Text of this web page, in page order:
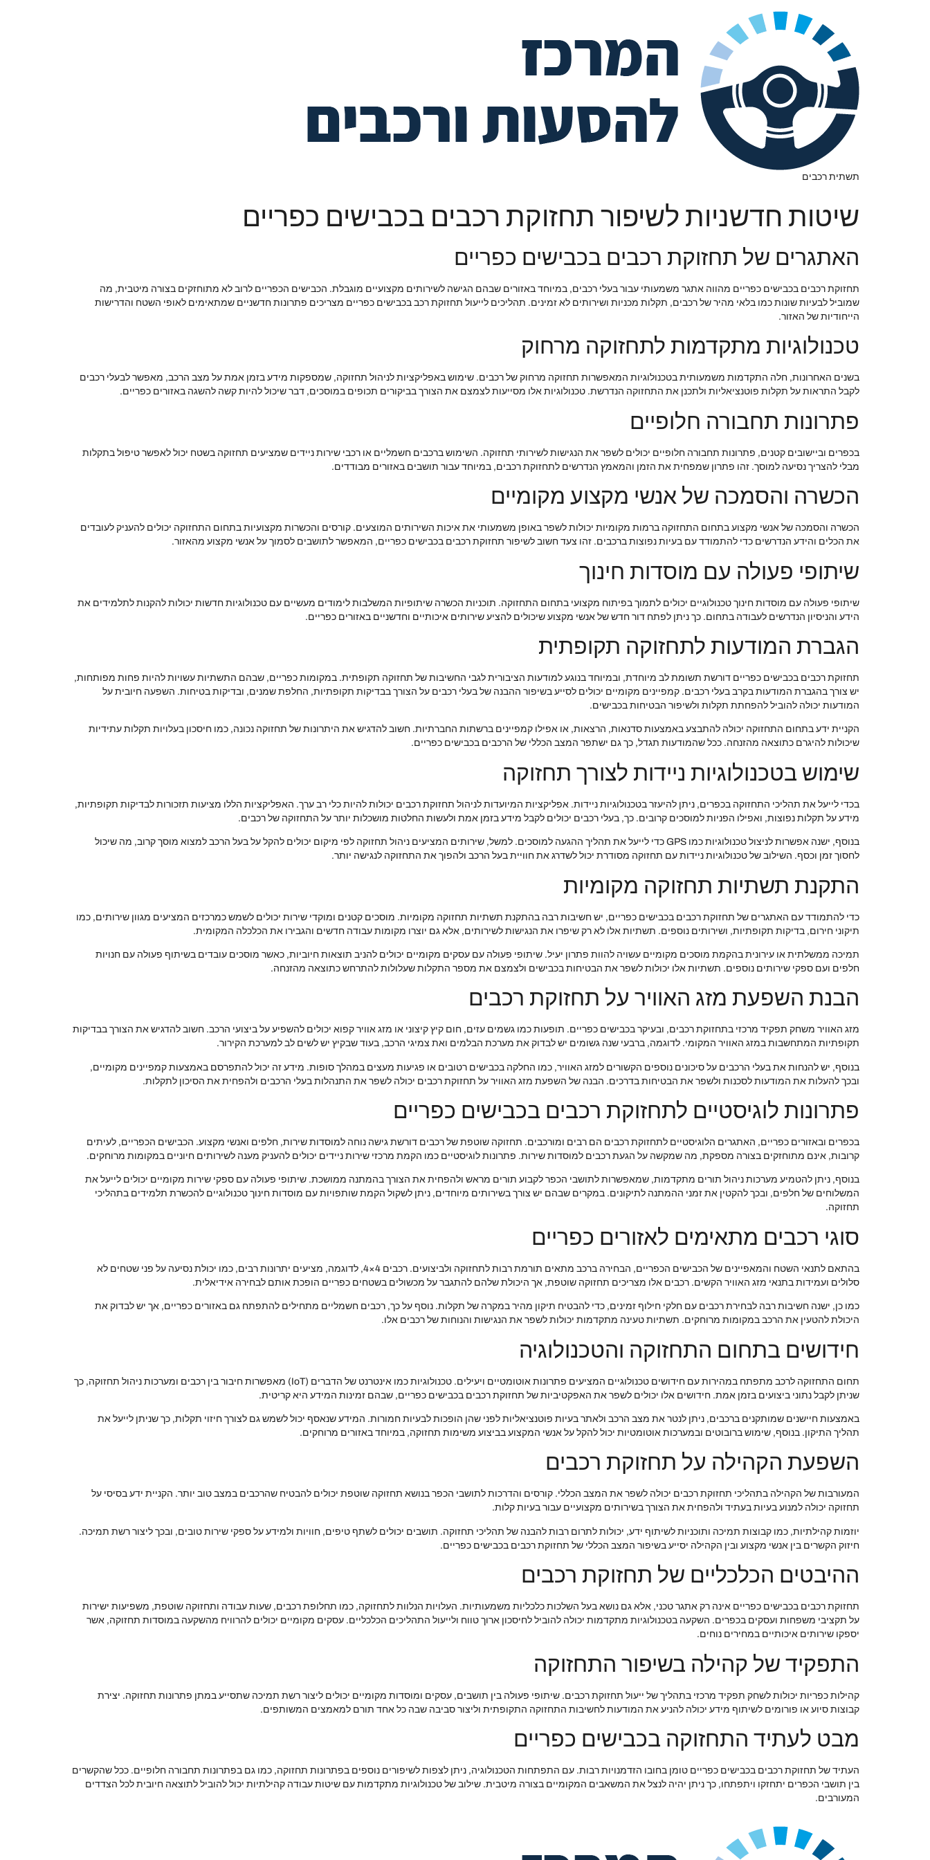
תשתית רכבים
שיטות חדשניות לשיפור תחזוקת רכבים בכבישים כפריים
האתגרים של תחזוקת רכבים בכבישים כפריים
תחזוקת רכבים בכבישים כפריים מהווה אתגר משמעותי עבור בעלי רכבים, במיוחד באזורים שבהם הגישה לשירותים מקצועיים מוגבלת. הכבישים הכפריים לרוב לא מתוחזקים בצורה מיטבית, מה
שמוביל לבעיות שונות כמו בלאי מהיר של רכבים, תקלות מכניות ושירותים לא זמינים. תהליכים לייעול תחזוקת רכב בכבישים כפריים מצריכים פתרונות חדשניים שמתאימים לאופי השטח והדרישות
הייחודיות של האזור.
טכנולוגיות מתקדמות לתחזוקה מרחוק
בשנים האחרונות, חלה התקדמות משמעותית בטכנולוגיות המאפשרות תחזוקה מרחוק של רכבים. שימוש באפליקציות לניהול תחזוקה, שמספקות מידע בזמן אמת על מצב הרכב, מאפשר לבעלי רכבים
לקבל התראות על תקלות פוטנציאליות ולתכנן את התחזוקה הנדרשת. טכנולוגיות אלו מסייעות לצמצם את הצורך בביקורים תכופים במוסכים, דבר שיכול להיות קשה להשגה באזורים כפריים.
פתרונות תחבורה חלופיים
בכפרים וביישובים קטנים, פתרונות תחבורה חלופיים יכולים לשפר את הנגישות לשירותי תחזוקה. השימוש ברכבים חשמליים או רכבי שירות ניידים שמציעים תחזוקה בשטח יכול לאפשר טיפול בתקלות
מבלי להצריך נסיעה למוסך. זהו פתרון שמפחית את הזמן והמאמץ הנדרשים לתחזוקת רכבים, במיוחד עבור תושבים באזורים מבודדים.
הכשרה והסמכה של אנשי מקצוע מקומיים
הכשרה והסמכה של אנשי מקצוע בתחום התחזוקה ברמות מקומיות יכולות לשפר באופן משמעותי את איכות השירותים המוצעים. קורסים והכשרות מקצועיות בתחום התחזוקה יכולים להעניק לעובדים
את הכלים והידע הנדרשים כדי להתמודד עם בעיות נפוצות ברכבים. זהו צעד חשוב לשיפור תחזוקת רכבים בכבישים כפריים, המאפשר לתושבים לסמוך על אנשי מקצוע מהאזור.
שיתופי פעולה עם מוסדות חינוך
שיתופי פעולה עם מוסדות חינוך טכנולוגיים יכולים לתמוך בפיתוח מקצועי בתחום התחזוקה. תוכניות הכשרה שיתופיות המשלבות לימודים מעשיים עם טכנולוגיות חדשות יכולות להקנות לתלמידים את
הידע והניסיון הנדרשים לעבודה בתחום. כך ניתן לפתח דור חדש של אנשי מקצוע שיכולים להציע שירותים איכותיים וחדשניים באזורים כפריים.
הגברת המודעות לתחזוקה תקופתית
תחזוקת רכבים בכבישים כפריים דורשת תשומת לב מיוחדת, ובמיוחד בנוגע למודעות הציבורית לגבי החשיבות של תחזוקה תקופתית. במקומות כפריים, שבהם התשתיות עשויות להיות פחות מפותחות,
יש צורך בהגברת המודעות בקרב בעלי רכבים. קמפיינים מקומיים יכולים לסייע בשיפור ההבנה של בעלי רכבים על הצורך בבדיקות תקופתיות, החלפת שמנים, ובדיקות בטיחות. השפעה חיובית על
המודעות יכולה להוביל להפחתת תקלות ולשיפור הבטיחות בכבישים.
הקניית ידע בתחום התחזוקה יכולה להתבצע באמצעות סדנאות, הרצאות, או אפילו קמפיינים ברשתות החברתיות. חשוב להדגיש את היתרונות של תחזוקה נכונה, כמו חיסכון בעלויות תקלות עתידיות
שיכולות להיגרם כתוצאה מהזנחה. ככל שהמודעות תגדל, כך גם ישתפר המצב הכללי של הרכבים בכבישים כפריים.
שימוש בטכנולוגיות ניידות לצורך תחזוקה
בכדי לייעל את תהליכי התחזוקה בכפרים, ניתן להיעזר בטכנולוגיות ניידות. אפליקציות המיועדות לניהול תחזוקת רכבים יכולות להיות כלי רב ערך. האפליקציות הללו מציעות תזכורות לבדיקות תקופתיות,
מידע על תקלות נפוצות, ואפילו הפניות למוסכים קרובים. כך, בעלי רכבים יכולים לקבל מידע בזמן אמת ולעשות החלטות מושכלות יותר על התחזוקה של רכבים.
בנוסף, ישנה אפשרות לניצול טכנולוגיות כמו GPS כדי לייעל את תהליך ההגעה למוסכים. למשל, שירותים המציעים ניהול תחזוקה לפי מיקום יכולים להקל על בעל הרכב למצוא מוסך קרוב, מה שיכול
לחסוך זמן וכסף. השילוב של טכנולוגיות ניידות עם תחזוקה מסודרת יכול לשדרג את חוויית בעל הרכב ולהפוך את התחזוקה לנגישה יותר.
התקנת תשתיות תחזוקה מקומיות
כדי להתמודד עם האתגרים של תחזוקת רכבים בכבישים כפריים, יש חשיבות רבה בהתקנת תשתיות תחזוקה מקומיות. מוסכים קטנים ומוקדי שירות יכולים לשמש כמרכזים המציעים מגוון שירותים, כמו
תיקוני חירום, בדיקות תקופתיות, ושירותים נוספים. תשתיות אלו לא רק שיפרו את הנגישות לשירותים, אלא גם יוצרו מקומות עבודה חדשים והגבירו את הכלכלה המקומית.
תמיכה ממשלתית או עירונית בהקמת מוסכים מקומיים עשויה להוות פתרון יעיל. שיתופי פעולה עם עסקים מקומיים יכולים להניב תוצאות חיוביות, כאשר מוסכים עובדים בשיתוף פעולה עם חנויות
חלפים ועם ספקי שירותים נוספים. תשתיות אלו יכולות לשפר את הבטיחות בכבישים ולצמצם את מספר התקלות שעלולות להתרחש כתוצאה מהזנחה.
הבנת השפעת מזג האוויר על תחזוקת רכבים
מזג האוויר משחק תפקיד מרכזי בתחזוקת רכבים, ובעיקר בכבישים כפריים. תופעות כמו גשמים עזים, חום קיץ קיצוני או מזג אוויר קפוא יכולים להשפיע על ביצועי הרכב. חשוב להדגיש את הצורך בבדיקות
תקופתיות המתחשבות במזג האוויר המקומי. לדוגמה, ברבעי שנה גשומים יש לבדוק את מערכת הבלמים ואת צמיגי הרכב, בעוד שבקיץ יש לשים לב למערכת הקירור.
בנוסף, יש להנחות את בעלי הרכבים על סיכונים נוספים הקשורים למזג האוויר, כמו החלקה בכבישים רטובים או פגיעות מעצים במהלך סופות. מידע זה יכול להתפרסם באמצעות קמפיינים מקומיים,
ובכך להעלות את המודעות לסכנות ולשפר את הבטיחות בדרכים. הבנה של השפעת מזג האוויר על תחזוקת רכבים יכולה לשפר את התנהלות בעלי הרכבים ולהפחית את הסיכון לתקלות.
פתרונות לוגיסטיים לתחזוקת רכבים בכבישים כפריים
בכפרים ובאזורים כפריים, האתגרים הלוגיסטיים לתחזוקת רכבים הם רבים ומורכבים. תחזוקה שוטפת של רכבים דורשת גישה נוחה למוסדות שירות, חלפים ואנשי מקצוע. הכבישים הכפריים, לעיתים
קרובות, אינם מתוחזקים בצורה מספקת, מה שמקשה על הגעת רכבים למוסדות שירות. פתרונות לוגיסטיים כמו הקמת מרכזי שירות ניידים יכולים להעניק מענה לשירותים חיוניים במקומות מרוחקים.
בנוסף, ניתן להטמיע מערכות ניהול תורים מתקדמות, שמאפשרות לתושבי הכפר לקבוע תורים מראש ולהפחית את הצורך בהמתנה ממושכת. שיתופי פעולה עם ספקי שירות מקומיים יכולים לייעל את
המשלוחים של חלפים, ובכך להקטין את זמני ההמתנה לתיקונים. במקרים שבהם יש צורך בשירותים מיוחדים, ניתן לשקול הקמת שותפויות עם מוסדות חינוך טכנולוגיים להכשרת תלמידים בתהליכי
תחזוקה.
סוגי רכבים מתאימים לאזורים כפריים
בהתאם לתנאי השטח והמאפיינים של הכבישים הכפריים, הבחירה ברכב מתאים תורמת רבות לתחזוקה ולביצועים. רכבים 4×4, לדוגמה, מציעים יתרונות רבים, כמו יכולת נסיעה על פני שטחים לא
סלולים ועמידות בתנאי מזג האוויר הקשים. רכבים אלו מצריכים תחזוקה שוטפת, אך היכולת שלהם להתגבר על מכשולים בשטחים כפריים הופכת אותם לבחירה אידיאלית.
כמו כן, ישנה חשיבות רבה לבחירת רכבים עם חלקי חילוף זמינים, כדי להבטיח תיקון מהיר במקרה של תקלות. נוסף על כך, רכבים חשמליים מתחילים להתפתח גם באזורים כפריים, אך יש לבדוק את
היכולת להטעין את הרכב במקומות מרוחקים. תשתיות טעינה מתקדמות יכולות לשפר את הנגישות והנוחות של רכבים אלו.
חידושים בתחום התחזוקה והטכנולוגיה
תחום התחזוקה לרכב מתפתח במהירות עם חידושים טכנולוגיים המציעים פתרונות אוטומטיים ויעילים. טכנולוגיות כמו אינטרנט של הדברים (IoT) מאפשרות חיבור בין רכבים ומערכות ניהול תחזוקה, כך
שניתן לקבל נתוני ביצועים בזמן אמת. חידושים אלו יכולים לשפר את האפקטיביות של תחזוקת רכבים בכבישים כפריים, שבהם זמינות המידע היא קריטית.
באמצעות חיישנים שמותקנים ברכבים, ניתן לנטר את מצב הרכב ולאתר בעיות פוטנציאליות לפני שהן הופכות לבעיות חמורות. המידע שנאסף יכול לשמש גם לצורך חיזוי תקלות, כך שניתן לייעל את
תהליך התיקון. בנוסף, שימוש ברובוטים ובמערכות אוטומטיות יכול להקל על אנשי המקצוע בביצוע משימות תחזוקה, במיוחד באזורים מרוחקים.
השפעת הקהילה על תחזוקת רכבים
המעורבות של הקהילה בתהליכי תחזוקת רכבים יכולה לשפר את המצב הכללי. קורסים והדרכות לתושבי הכפר בנושא תחזוקה שוטפת יכולים להבטיח שהרכבים במצב טוב יותר. הקניית ידע בסיסי על
תחזוקה יכולה למנוע בעיות בעתיד ולהפחית את הצורך בשירותים מקצועיים עבור בעיות קלות.
יוזמות קהילתיות, כמו קבוצות תמיכה ותוכניות לשיתוף ידע, יכולות לתרום רבות להבנה של תהליכי תחזוקה. תושבים יכולים לשתף טיפים, חוויות ולמידע על ספקי שירות טובים, ובכך ליצור רשת תמיכה.
חיזוק הקשרים בין אנשי מקצוע ובין הקהילה יסייע בשיפור המצב הכללי של תחזוקת רכבים בכבישים כפריים.
ההיבטים הכלכליים של תחזוקת רכבים
תחזוקת רכבים בכבישים כפריים אינה רק אתגר טכני, אלא גם נושא בעל השלכות כלכליות משמעותיות. העלויות הנלוות לתחזוקה, כמו תחלופת רכבים, שעות עבודה ותחזוקה שוטפת, משפיעות ישירות
על תקציבי משפחות ועסקים בכפרים. השקעה בטכנולוגיות מתקדמות יכולה להוביל לחיסכון ארוך טווח ולייעול התהליכים הכלכליים. עסקים מקומיים יכולים להרוויח מהשקעה במוסדות תחזוקה, אשר
יספקו שירותים איכותיים במחירים נוחים.
התפקיד של קהילה בשיפור התחזוקה
קהילות כפריות יכולות לשחק תפקיד מרכזי בתהליך של ייעול תחזוקת רכבים. שיתופי פעולה בין תושבים, עסקים ומוסדות מקומיים יכולים ליצור רשת תמיכה שתסייע במתן פתרונות תחזוקה. יצירת
קבוצות סיוע או פורומים לשיתוף מידע יכולה להניע את המודעות לחשיבות התחזוקה התקופתית וליצור סביבה שבה כל אחד תורם למאמצים המשותפים.
מבט לעתיד התחזוקה בכבישים כפריים
העתיד של תחזוקת רכבים בכבישים כפריים טומן בחובו הזדמנויות רבות. עם התפתחות הטכנולוגיה, ניתן לצפות לשיפורים נוספים בפתרונות תחזוקה, כמו גם בפתרונות תחבורה חלופיים. ככל שהקשרים
בין תושבי הכפרים יתחזקו ויתפתחו, כך ניתן יהיה לנצל את המשאבים המקומיים בצורה מיטבית. שילוב של טכנולוגיות מתקדמות עם שיטות עבודה קהילתיות יכול להוביל לתוצאה חיובית לכל הצדדים
המעורבים.